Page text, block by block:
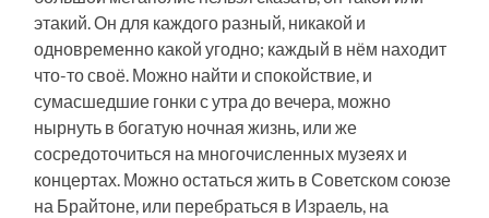
этакий. Он для каждого разный, никакой и
одновременно какой угодно; каждый в нём находит
что-то своё. Можно найти и спокойствие, и
сумасшедшие гонки с утра до вечера, можно
нырнуть в богатую ночная жизнь, или же
сосредоточиться на многочисленных музеях и
концертах. Можно остаться жить в Советском союзе
на Брайтоне, или перебраться в Израель, на